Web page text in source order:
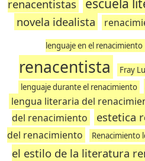
renacentistas
novela idealista
lenguaje en el renacimiento
renacentista
Fray
lenguaje durante el renacimiento
lengua literaria del
del renacimiento
estetica
del renacimiento
Renacimiento
el estilo de la literatura